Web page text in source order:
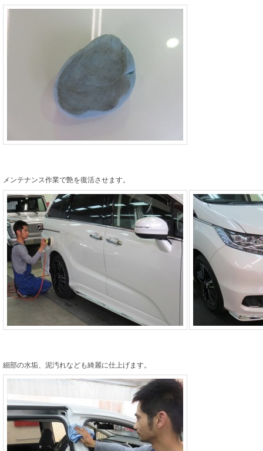
メンテナンス作業で艶を復活させます。
細部の水垢、泥汚れなども綺麗に仕上げます。